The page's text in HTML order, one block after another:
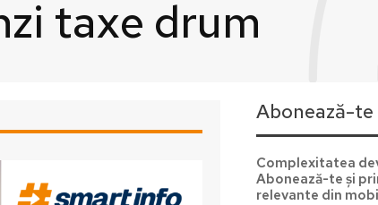
taxe drum
Abonează-
Complexitatea
Abonează-te și
relevante din